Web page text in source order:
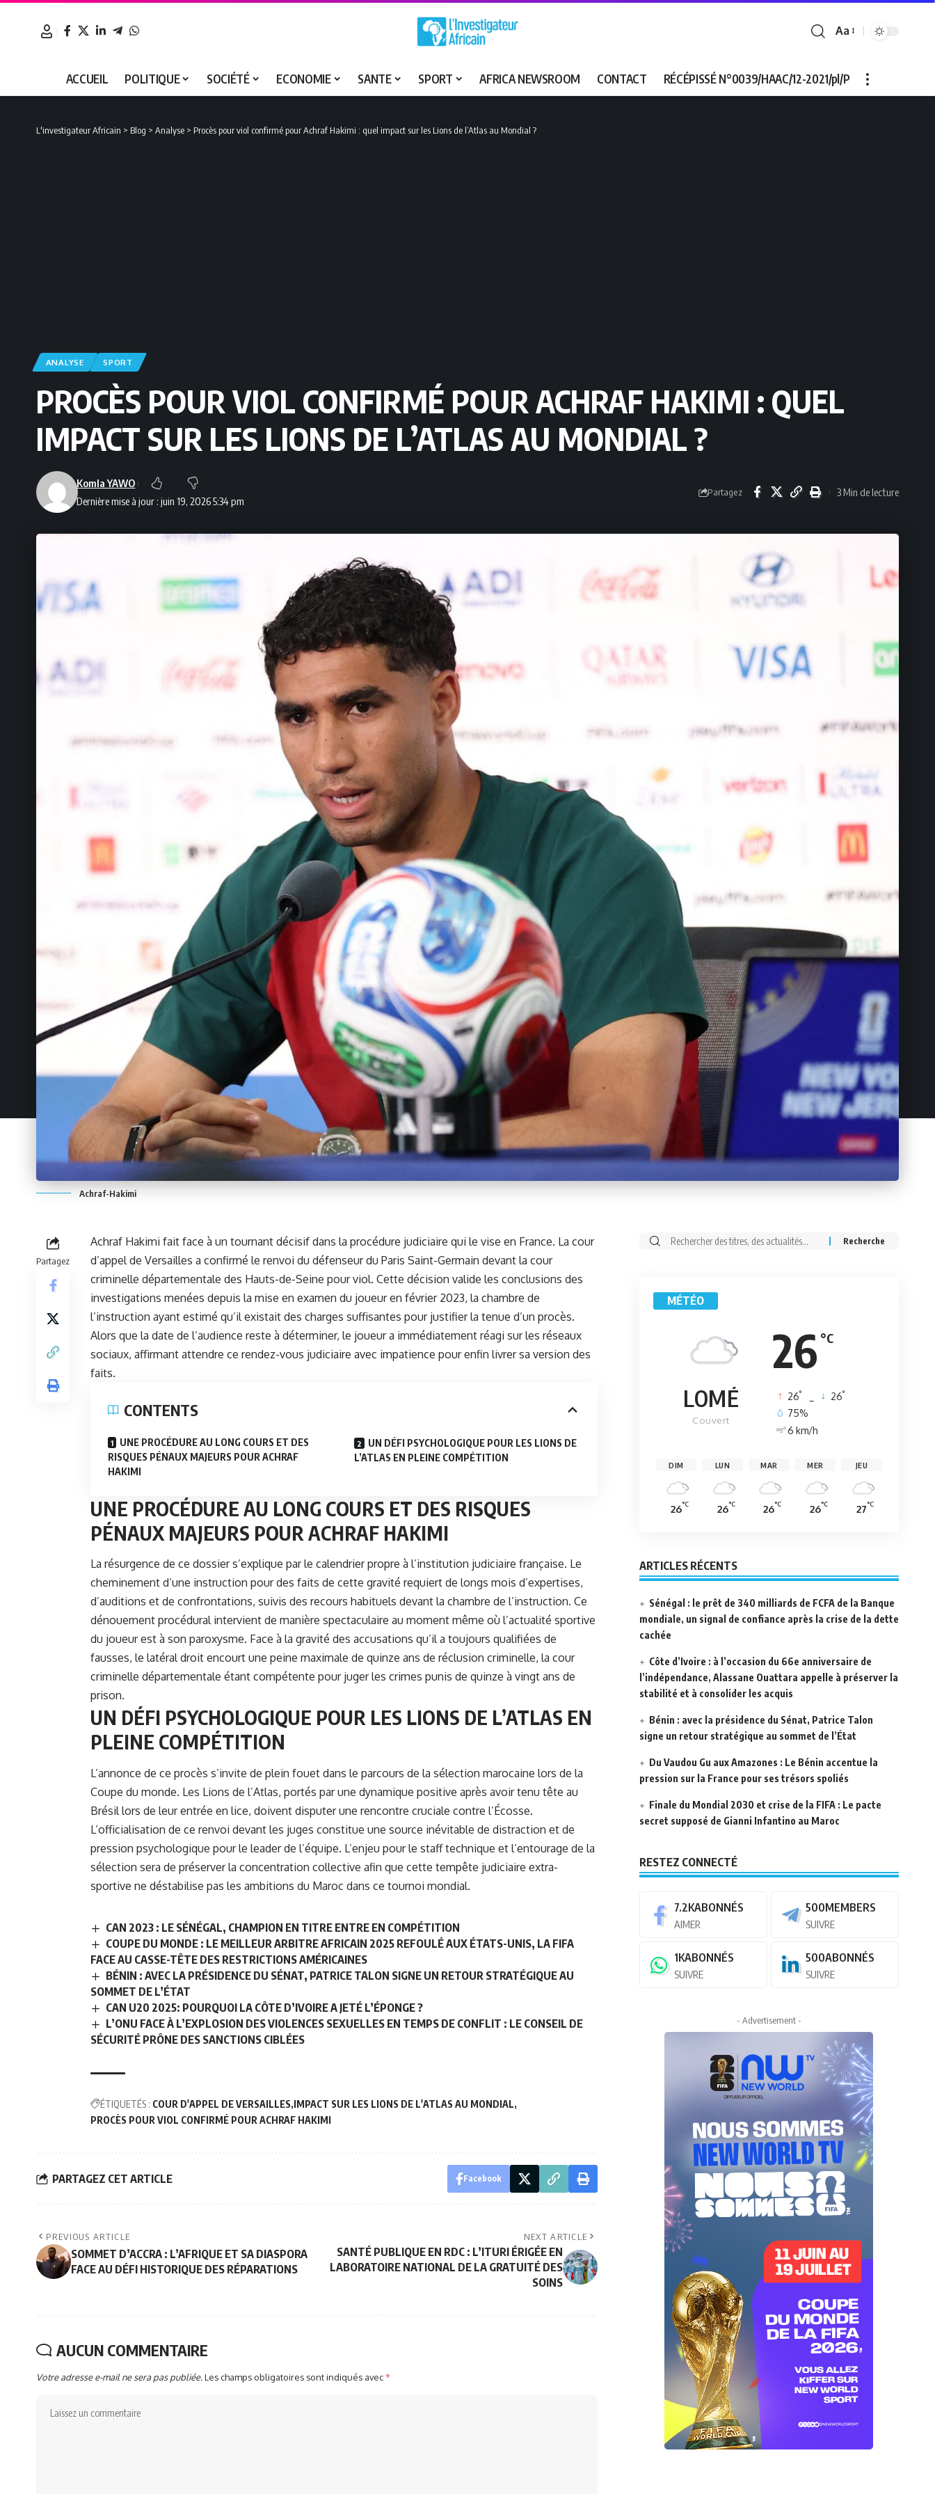
Font
Aa
ACCUEIL POLITIQUE SOCIÉTÉ ECONOMIE SANTE SPORT AFRICA NEWSROOM CONTACT RÉCÉPISSÉ N°0039/HAAC/12-2021/pl/P
L'investigateur Africain > Blog > Analyse > Procès pour viol confirmé pour Achraf Hakimi : quel impact sur les Lions de l’Atlas au Mondial ?
ANALYSE SPORT
PROCÈS POUR VIOL CONFIRMÉ POUR ACHRAF HAKIMI : QUEL
IMPACT SUR LES LIONS DE L’ATLAS AU MONDIAL ?
Dernière mise à jour : juin 19, 2026 5:34 pm
Komla YAWO
Partagez 3 Min de lecture
Achraf-Hakimi
Partagez
Achraf Hakimi fait face à un tournant décisif dans la procédure judiciaire qui le vise en France. La cour
d’appel de Versailles a confirmé le renvoi du défenseur du Paris Saint-Germain devant la cour
criminelle départementale des Hauts-de-Seine pour viol. Cette décision valide les conclusions des
investigations menées depuis la mise en examen du joueur en février 2023, la chambre de
l’instruction ayant estimé qu’il existait des charges suffisantes pour justifier la tenue d’un procès.
Alors que la date de l’audience reste à déterminer, le joueur a immédiatement réagi sur les réseaux
sociaux, affirmant attendre ce rendez-vous judiciaire avec impatience pour enfin livrer sa version des
faits.
CONTENTS
UNE PROCÉDURE AU LONG COURS ET DES
RISQUES PÉNAUX MAJEURS POUR ACHRAF
HAKIMI
UN DÉFI PSYCHOLOGIQUE POUR LES LIONS DE
L’ATLAS EN PLEINE COMPÉTITION
UNE PROCÉDURE AU LONG COURS ET DES RISQUES
PÉNAUX MAJEURS POUR ACHRAF HAKIMI
La résurgence de ce dossier s’explique par le calendrier propre à l’institution judiciaire française. Le
cheminement d’une instruction pour des faits de cette gravité requiert de longs mois d’expertises,
d’auditions et de confrontations, suivis des recours habituels devant la chambre de l’instruction. Ce
dénouement procédural intervient de manière spectaculaire au moment même où l’actualité sportive
du joueur est à son paroxysme. Face à la gravité des accusations qu’il a toujours qualifiées de
fausses, le latéral droit encourt une peine maximale de quinze ans de réclusion criminelle, la cour
criminelle départementale étant compétente pour juger les crimes punis de quinze à vingt ans de
prison.
UN DÉFI PSYCHOLOGIQUE POUR LES LIONS DE L’ATLAS EN
PLEINE COMPÉTITION
L’annonce de ce procès s’invite de plein fouet dans le parcours de la sélection marocaine lors de la
Coupe du monde. Les Lions de l’Atlas, portés par une dynamique positive après avoir tenu tête au
Brésil lors de leur entrée en lice, doivent disputer une rencontre cruciale contre l’Écosse.
L’officialisation de ce renvoi devant les juges constitue une source inévitable de distraction et de
pression psychologique pour le leader de l’équipe. L’enjeu pour le staff technique et l’entourage de la
sélection sera de préserver la concentration collective afin que cette tempête judiciaire extra-
sportive ne déstabilise pas les ambitions du Maroc dans ce tournoi mondial.
CAN 2023 : LE SÉNÉGAL, CHAMPION EN TITRE ENTRE EN COMPÉTITION
COUPE DU MONDE : LE MEILLEUR ARBITRE AFRICAIN 2025 REFOULÉ AUX ÉTATS-UNIS, LA FIFA
FACE AU CASSE-TÊTE DES RESTRICTIONS AMÉRICAINES
BÉNIN : AVEC LA PRÉSIDENCE DU SÉNAT, PATRICE TALON SIGNE UN RETOUR STRATÉGIQUE AU
SOMMET DE L’ÉTAT
CAN U20 2025: POURQUOI LA CÔTE D’IVOIRE A JETÉ L’ÉPONGE ?
L’ONU FACE À L’EXPLOSION DES VIOLENCES SEXUELLES EN TEMPS DE CONFLIT : LE CONSEIL DE
SÉCURITÉ PRÔNE DES SANCTIONS CIBLÉES
ÉTIQUETÉS : COUR D'APPEL DE VERSAILLES
IMPACT SUR LES LIONS DE L'ATLAS AU MONDIAL
PROCÈS POUR VIOL CONFIRMÉ POUR ACHRAF HAKIMI
PARTAGEZ CET ARTICLE Facebook
PREVIOUS ARTICLE
SOMMET D’ACCRA : L’AFRIQUE ET SA DIASPORA
FACE AU DÉFI HISTORIQUE DES RÉPARATIONS
NEXT ARTICLE
SANTÉ PUBLIQUE EN RDC : L’ITURI ÉRIGÉE EN
LABORATOIRE NATIONAL DE LA GRATUITÉ DES
SOINS
AUCUN COMMENTAIRE
Votre adresse e-mail ne sera pas publiée.Les champs obligatoires sont indiqués avec*
Rechercher:
MÉTÉO
26 °C
LOMÉ
Couvert
26° 26°
75%
6 km/h
DIM
26°C
LUN
26°C
MAR
26°C
MER
26°C
JEU
27°C
ARTICLES RÉCENTS
Sénégal : le prêt de 340 milliards de FCFA de la Banque
mondiale, un signal de confiance après la crise de la dette
cachée
Côte d’Ivoire : à l’occasion du 66e anniversaire de
l’indépendance, Alassane Ouattara appelle à préserver la
stabilité et à consolider les acquis
Bénin : avec la présidence du Sénat, Patrice Talon
signe un retour stratégique au sommet de l’État
Du Vaudou Gu aux Amazones : Le Bénin accentue la
pression sur la France pour ses trésors spoliés
Finale du Mondial 2030 et crise de la FIFA : Le pacte
secret supposé de Gianni Infantino au Maroc
RESTEZ CONNECTÉ
7.2KABONNÉS
AIMER
500MEMBERS
SUIVRE
1KABONNÉS
SUIVRE
500ABONNÉS
SUIVRE
- Advertisement -